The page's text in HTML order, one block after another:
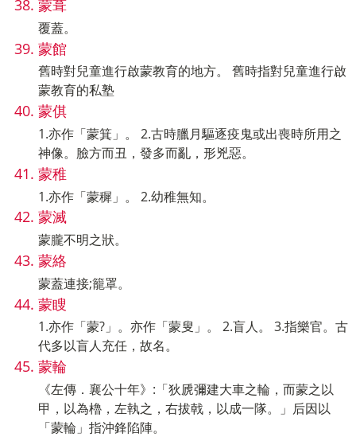
蒙葺
覆蓋。
蒙館
舊時對兒童進行啟蒙教育的地方。 舊時指對兒童進行啟
蒙教育的私塾
蒙倛
1.亦作「蒙箕」。 2.古時臘月驅逐疫鬼或出喪時所用之
神像。臉方而丑，發多而亂，形兇惡。
蒙稚
1.亦作「蒙穉」。 2.幼稚無知。
蒙滅
蒙朧不明之狀。
蒙絡
蒙蓋連接;籠罩。
蒙瞍
1.亦作「蒙?」。亦作「蒙叟」。 2.盲人。 3.指樂官。古
代多以盲人充任，故名。
蒙輪
《左傳．襄公十年》:「狄虒彌建大車之輪，而蒙之以
甲，以為櫓，左執之，右拔戟，以成一隊。」后因以
「蒙輪」指沖鋒陷陣。